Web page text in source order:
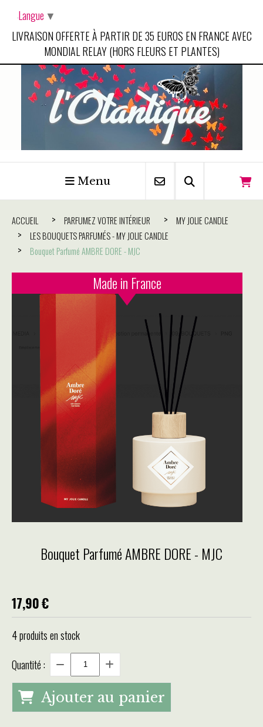
LIVRAISON OFFERTE À PARTIR DE 35 EUROS EN FRANCE AVEC
MONDIAL RELAY (HORS FLEURS ET PLANTES)
Menu
ACCUEIL PARFUMEZ VOTRE INTÉRIEUR
MY JOLIE CANDLE
LES BOUQUETS PARFUMÉS - MY JOLIE CANDLE
Bouquet Parfumé AMBRE DORE - MJC
Made in France
Bouquet Parfumé AMBRE DORE - MJC
17,90€
4produits en stock
Quantité :
Ajouter au panier
Langue ▼